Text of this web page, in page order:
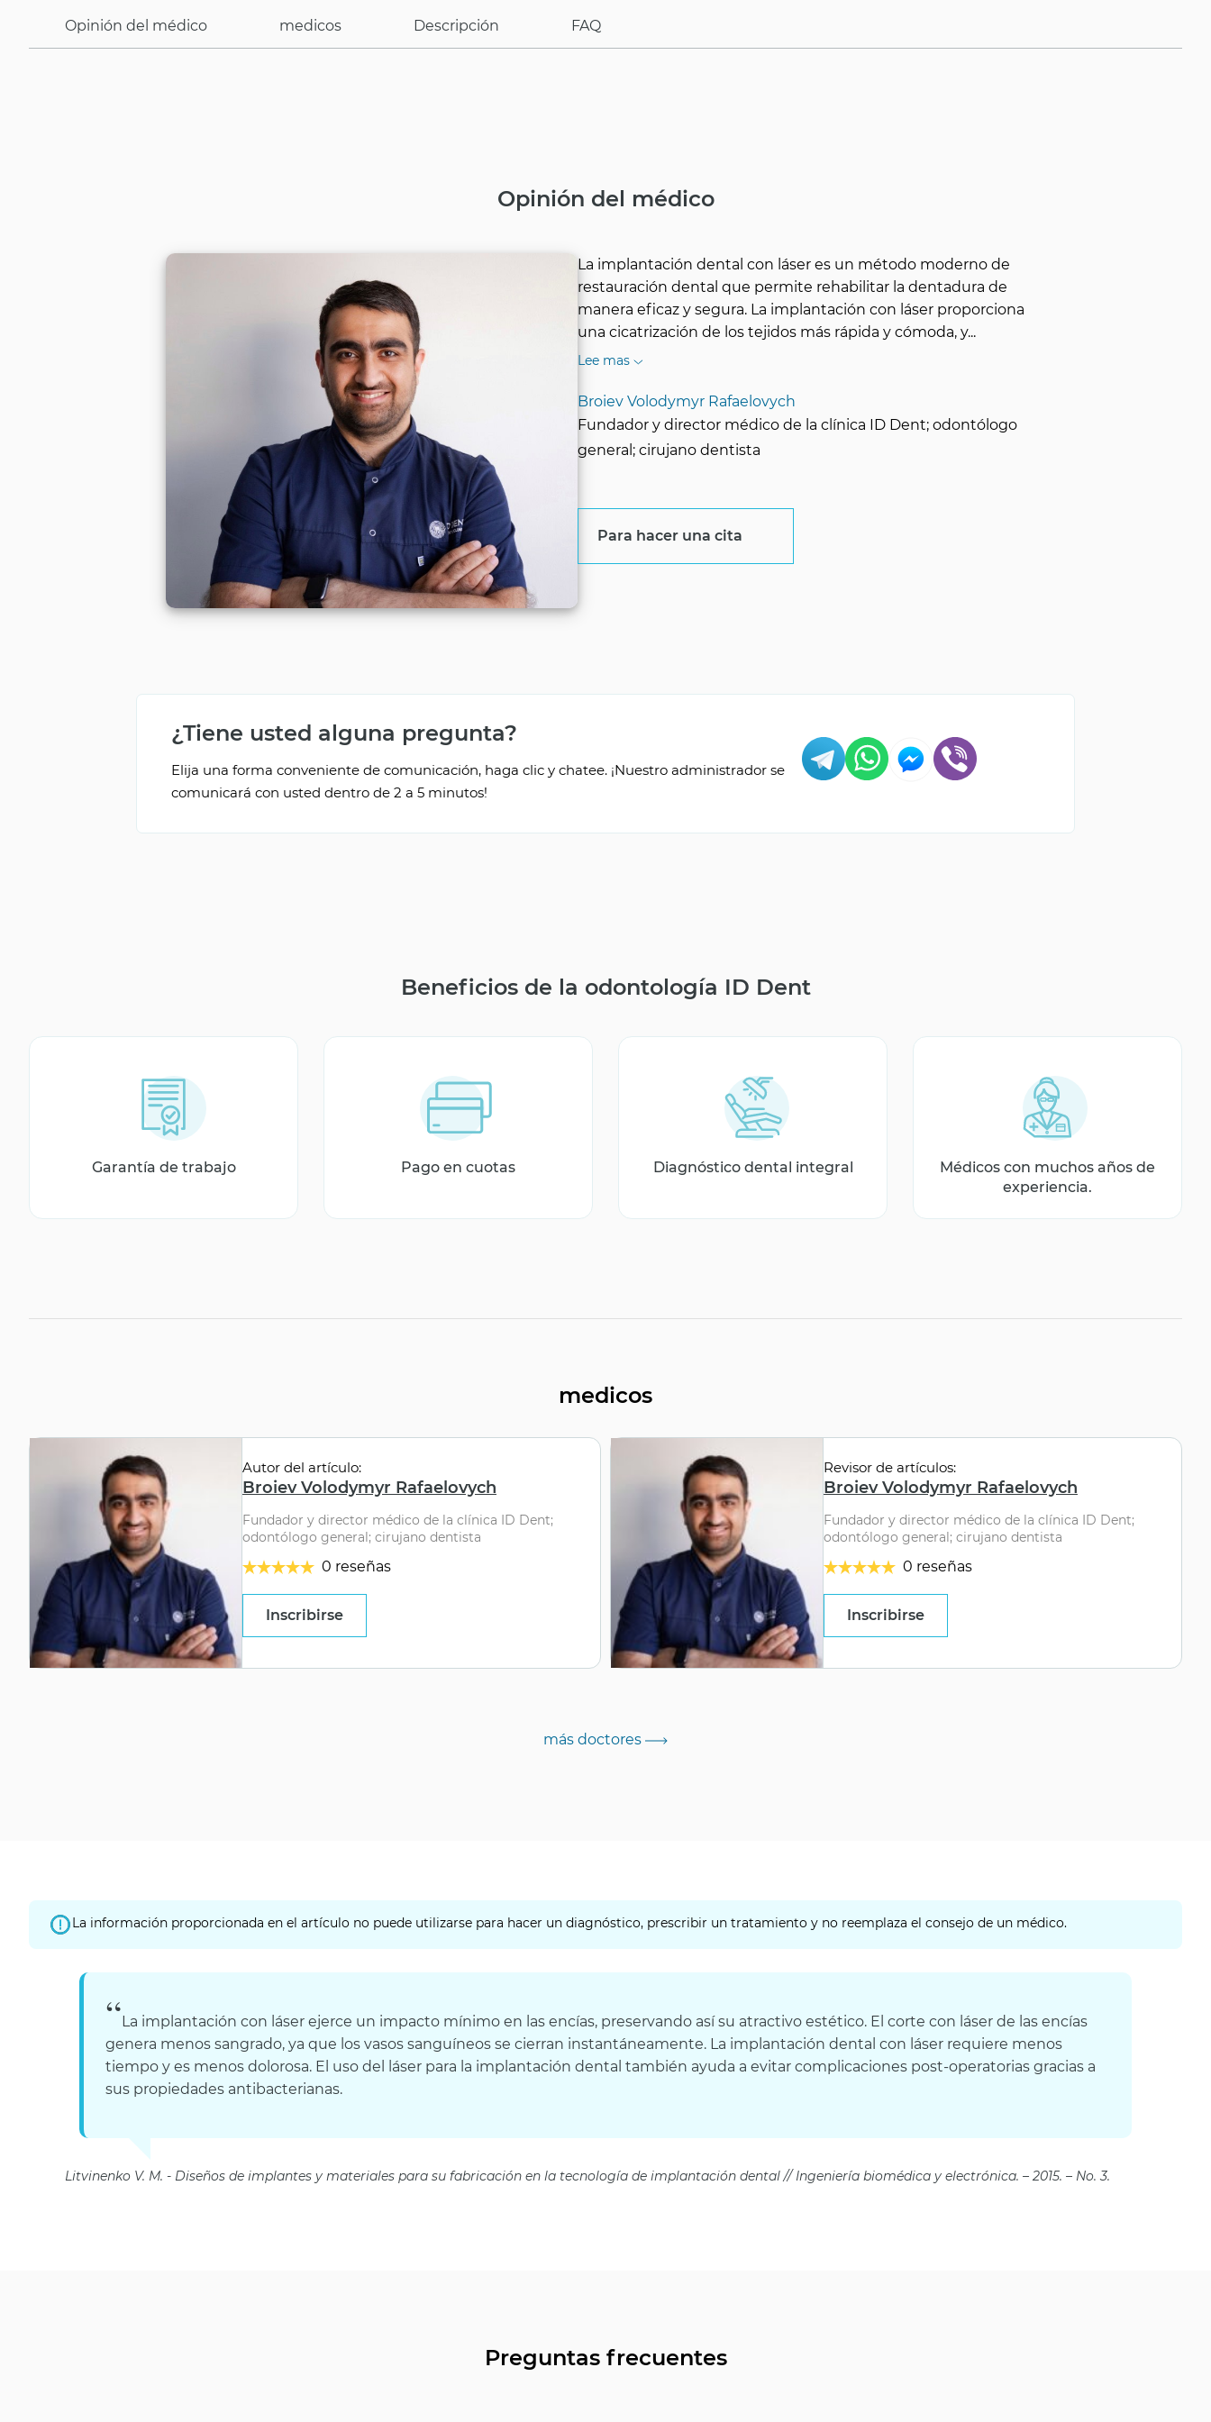
Opinión del médico medicos Descripción FAQ
Opinión del médico
La implantación dental con láser es un método moderno de
restauración dental que permite rehabilitar la dentadura de
manera eficaz y segura. La implantación con láser proporciona
una cicatrización de los tejidos más rápida y cómoda, y...
Lee mas
Broiev Volodymyr Rafaelovych
Fundador y director médico de la clínica ID Dent; odontólogo
general; cirujano dentista
Para hacer una cita
¿Tiene usted alguna pregunta?
Elija una forma conveniente de comunicación, haga clic y chatee. ¡Nuestro administrador se
comunicará con usted dentro de 2 a 5 minutos!
Beneficios de la odontología ID Dent
Garantía de trabajo Pago en cuotas Diagnóstico dental integral
Médicos con muchos años de
experiencia.
medicos
Autor del artículo:
Broiev Volodymyr Rafaelovych
Fundador y director médico de la clínica ID Dent;
odontólogo general; cirujano dentista
0 reseñas
Inscribirse
Revisor de artículos:
Broiev Volodymyr Rafaelovych
Fundador y director médico de la clínica ID Dent;
odontólogo general; cirujano dentista
0 reseñas
Inscribirse
más doctores
La información proporcionada en el artículo no puede utilizarse para hacer un diagnóstico, prescribir un tratamiento y no reemplaza el consejo de un médico.
La implantación con láser ejerce un impacto mínimo en las encías, preservando así su atractivo estético. El corte con láser de las encías
genera menos sangrado, ya que los vasos sanguíneos se cierran instantáneamente. La implantación dental con láser requiere menos
tiempo y es menos dolorosa. El uso del láser para la implantación dental también ayuda a evitar complicaciones post-operatorias gracias a
sus propiedades antibacterianas.
Litvinenko V. M. Diseños de implantes y materiales para su fabricación en la tecnología de implantación dental // Ingeniería biomédica y electrónica. – 2015. – No. 3.
Preguntas frecuentes